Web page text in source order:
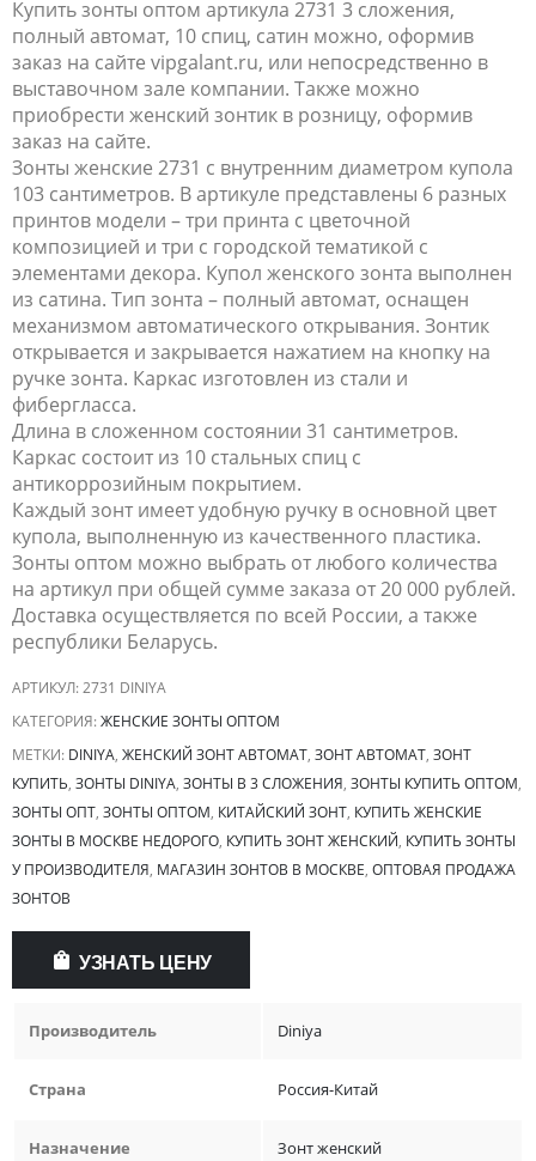
Купить зонты оптом артикула 2731 3 сложения,
полный автомат, 10 спиц, сатин можно, оформив
заказ на сайте vipgalant.ru, или непосредственно в
выставочном зале компании. Также можно
приобрести женский зонтик в розницу, оформив
заказ на сайте.
Зонты женские 2731 с внутренним диаметром купола
103 сантиметров. В артикуле представлены 6 разных
принтов модели – три принта с цветочной
композицией и три с городской тематикой с
элементами декора. Купол женского зонта выполнен
из сатина. Тип зонта – полный автомат, оснащен
механизмом автоматического открывания. Зонтик
открывается и закрывается нажатием на кнопку на
ручке зонта. Каркас изготовлен из стали и
фибергласса.
Длина в сложенном состоянии 31 сантиметров.
Каркас состоит из 10 стальных спиц с
антикоррозийным покрытием.
Каждый зонт имеет удобную ручку в основной цвет
купола, выполненную из качественного пластика.
Зонты оптом можно выбрать от любого количества
на артикул при общей сумме заказа от 20 000 рублей.
Доставка осуществляется по всей России, а также
республики Беларусь.
АРТИКУЛ:2731 DINIYA
КАТЕГОРИЯ:ЖЕНСКИЕ ЗОНТЫ ОПТОМ
МЕТКИ: DINIYA, ЖЕНСКИЙ ЗОНТ АВТОМАТ, ЗОНТ АВТОМАТ, ЗОНТ
КУПИТЬ, ЗОНТЫ DINIYA, ЗОНТЫ В 3 СЛОЖЕНИЯ, ЗОНТЫ КУПИТЬ ОПТОМ,
ЗОНТЫ ОПТ, ЗОНТЫ ОПТОМ, КИТАЙСКИЙ ЗОНТ, КУПИТЬ ЖЕНСКИЕ
ЗОНТЫ В МОСКВЕ НЕДОРОГО, КУПИТЬ ЗОНТ ЖЕНСКИЙ, КУПИТЬ ЗОНТЫ
У ПРОИЗВОДИТЕЛЯ, МАГАЗИН ЗОНТОВ В МОСКВЕ, ОПТОВАЯ ПРОДАЖА
ЗОНТОВ
УЗНАТЬ ЦЕНУ
Производитель Diniya
Страна Россия-Китай
Назначение Зонт женский